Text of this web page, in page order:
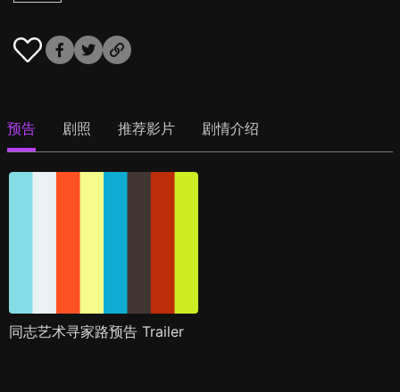
预告 剧照 推荐影片 剧情介绍
同志艺术寻家路预告 Trailer